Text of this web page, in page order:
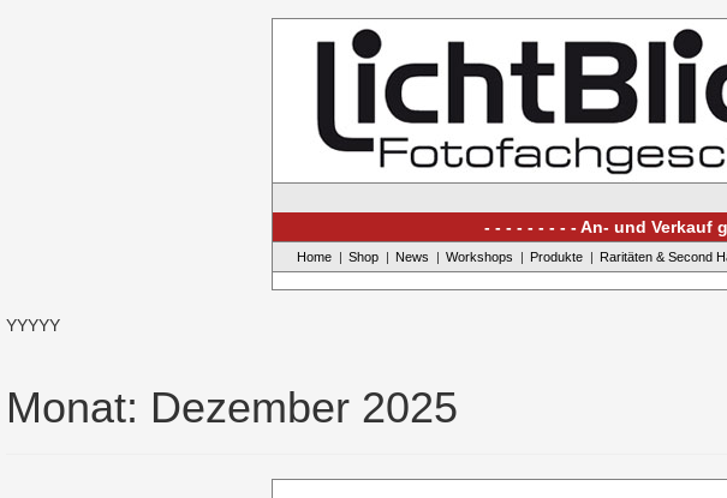
An- und Verkauf
Home Shop News Workshops Produkte Raritäten & Second
YYYYY
Monat: Dezember 2025